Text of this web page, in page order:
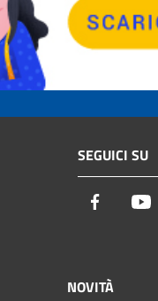
SEGUICI SU
Facebook
NOVITÀ